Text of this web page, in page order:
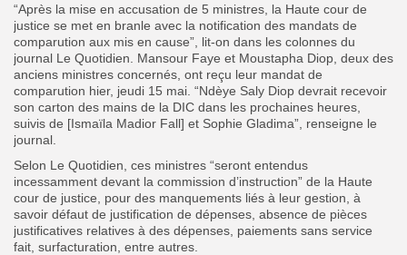
“Après la mise en accusation de 5 ministres, la Haute cour de
justice se met en branle avec la notification des mandats de
comparution aux mis en cause”, lit-on dans les colonnes du
journal Le Quotidien. Mansour Faye et Moustapha Diop, deux des
anciens ministres concernés, ont reçu leur mandat de
comparution hier, jeudi 15 mai. “Ndèye Saly Diop devrait recevoir
son carton des mains de la DIC dans les prochaines heures,
suivis de [Ismaïla Madior Fall] et Sophie Gladima”, renseigne le
journal.
Selon Le Quotidien, ces ministres “seront entendus
incessamment devant la commission d’instruction” de la Haute
cour de justice, pour des manquements liés à leur gestion, à
savoir défaut de justification de dépenses, absence de pièces
justificatives relatives à des dépenses, paiements sans service
fait, surfacturation, entre autres.